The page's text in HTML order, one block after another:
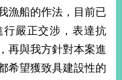
漁船的作法，目前已
行嚴正交涉，表達抗
再與我方針對本案進
希望獲致具建設性的